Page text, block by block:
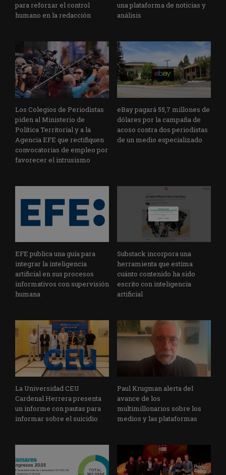
para reforzar el control
humano en la redacción
una plataforma de noticias y
análisis
Los Colegios de Periodistas
piden al Ministerio de
Política Territorial y a la
Agencia EFE que rectifiquen
convocatorias de empleo por
favorecer el intrusismo
eBay pagará 55,7 millones de
dólares por la campaña de
acoso contra dos periodistas
de un medio especializado
EFE publica una guía para
integrar la inteligencia
artificial en sus procesos
informativos con supervisión
humana
Substack incorpora una
herramienta que estima
cuánto contenido ha sido
escrito con inteligencia
artificial
La Universidad CEU
Cardenal Herrera presenta
un informe con pautas para
informar sobre el suicidio
Paul Krugman alerta del
avance de los
multimillonarios sobre los
medios y las plataformas